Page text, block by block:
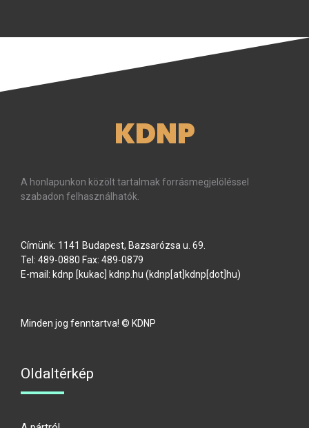
KDNP
A honlapunkon közölt tartalmak forrásmegjelöléssel
szabadon felhasználhatók.
Címünk: 1141 Budapest, Bazsarózsa u. 69.
Tel: 489-0880 Fax: 489-0879
E-mail: kdnp [kukac] kdnp.hu (kdnp[at]kdnp[dot]hu)
Minden jog fenntartva! © KDNP
Oldaltérkép